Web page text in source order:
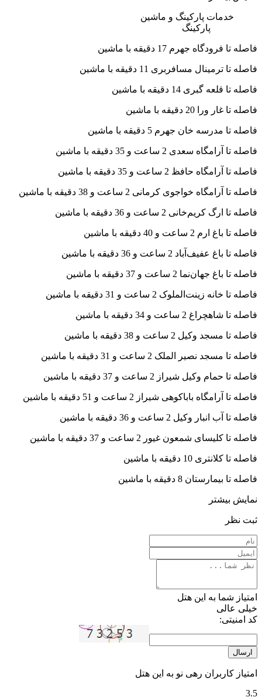
خدمات پارکینگ و ماشین
پارکینگ
فاصله تا فرودگاه جهرم 17 دقیقه با ماشین
فاصله تا ترمینال مسافربری 11 دقیقه با ماشین
فاصله تا قلعه گبری 14 دقیقه با ماشین
فاصله تا غار ورا 20 دقیقه با ماشین
فاصله تا مدرسه خان جهرم 5 دقیقه با ماشین
فاصله تا آرامگاه سعدی 2 ساعت و 35 دقیقه با ماشین
فاصله تا آرامگاه حافظ 2 ساعت و 35 دقیقه با ماشین
فاصله تا آرامگاه خواجوی کرمانی 2 ساعت و 38 دقیقه با ماشین
فاصله تا ارگ کریم‌خانی 2 ساعت و 36 دقیقه با ماشین
فاصله تا باغ ارم 2 ساعت و 40 دقیقه با ماشین
فاصله تا باغ عفیف‌آباد 2 ساعت و 36 دقیقه با ماشین
فاصله تا باغ جهان‌نما 2 ساعت و 37 دقیقه با ماشین
فاصله تا خانه زینت‌الملوک 2 ساعت و 31 دقیقه با ماشین
فاصله تا شاهچراغ 2 ساعت و 34 دقیقه با ماشین
فاصله تا مسجد وکیل 2 ساعت و 38 دقیقه با ماشین
فاصله تا مسجد نصیر الملک 2 ساعت و 31 دقیقه با ماشین
فاصله تا حمام وکیل شیراز 2 ساعت و 37 دقیقه با ماشین
فاصله تا آرامگاه باباکوهی شیراز 2 ساعت و 51 دقیقه با ماشین
فاصله تا آب انبار وکیل 2 ساعت و 36 دقیقه با ماشین
فاصله تا کلیسای شمعون غیور 2 ساعت و 37 دقیقه با ماشین
فاصله تا کلانتری 10 دقیقه با ماشین
فاصله تا بیمارستان 8 دقیقه با ماشین
نمایش بیشتر
ثبت نظر
امتیاز شما به این هتل
خیلی عالی
کد امنیتی:
ارسال
امتیاز کاربران رهی نو به این هتل
3.5